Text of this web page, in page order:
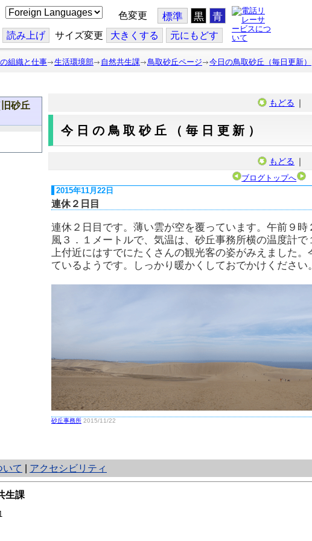
こ
の
ジ
色変更 標準 黒 青
読み上げ サイズ変更 大きくする 元にもどす
組織と仕事 生活環境部 自然共生課 鳥取砂丘ページ 今日の鳥取砂丘（毎日更新）
砂丘
もどる ｜
今日の鳥取砂丘（毎日更新）
もどる ｜
ブログトップへ
2015年11月22日
連休２日目
連休２日目です。薄い雲が空を覆っています。午前９
風３．１メートルで、気温は、砂丘事務所横の温度計
上付近にはすでにたくさんの観光客の姿がみえました
ているようです。しっかり暖かくしておでかけください。
砂丘事務所 2015/11/22
いて アクセシビリティ
生課